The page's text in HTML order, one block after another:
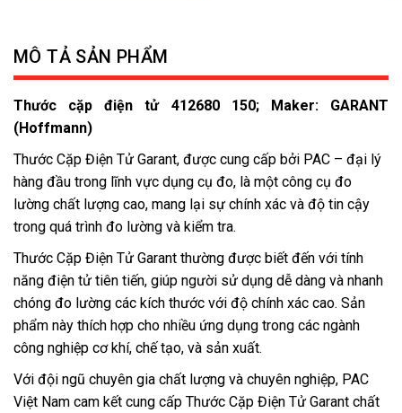
MÔ TẢ SẢN PHẨM
Thước cặp điện tử 412680 150; Maker: GARANT
(Hoffmann)
Thước Cặp Điện Tử Garant, được cung cấp bởi PAC – đại lý
hàng đầu trong lĩnh vực dụng cụ đo, là một công cụ đo
lường chất lượng cao, mang lại sự chính xác và độ tin cậy
trong quá trình đo lường và kiểm tra.
Thước Cặp Điện Tử Garant thường được biết đến với tính
năng điện tử tiên tiến, giúp người sử dụng dễ dàng và nhanh
chóng đo lường các kích thước với độ chính xác cao. Sản
phẩm này thích hợp cho nhiều ứng dụng trong các ngành
công nghiệp cơ khí, chế tạo, và sản xuất.
Với đội ngũ chuyên gia chất lượng và chuyên nghiệp, PAC
Việt Nam cam kết cung cấp Thước Cặp Điện Tử Garant chất